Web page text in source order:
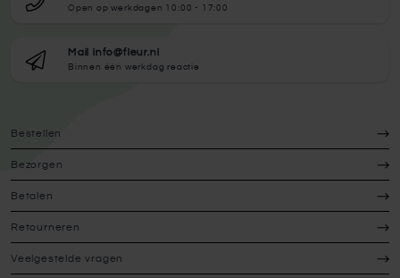
Open op werkdagen 10:00 - 17:00
Mail info@fleur.nl
Binnen één werkdag reactie
Bestellen
Bezorgen
Betalen
Retourneren
Veelgestelde vragen